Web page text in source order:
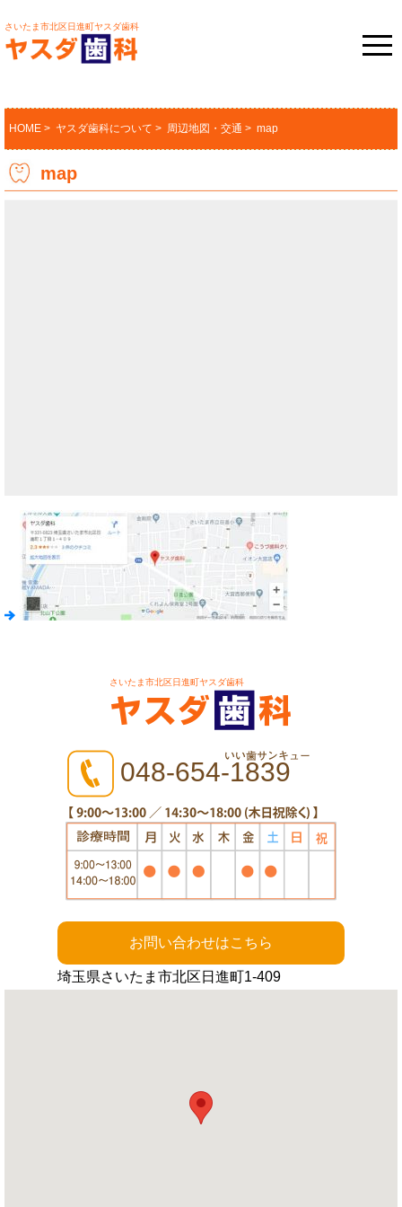
さいたま市北区日進町ヤスダ歯科
HOME > ヤスダ歯科について > 周辺地図・交通 > map
map
さいたま市北区日進町ヤスダ歯科
048-654-1839
お問い合わせはこちら
埼玉県さいたま市北区日進町1-409